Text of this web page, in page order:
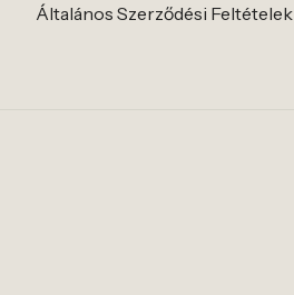
Általános Szerződési Feltételek